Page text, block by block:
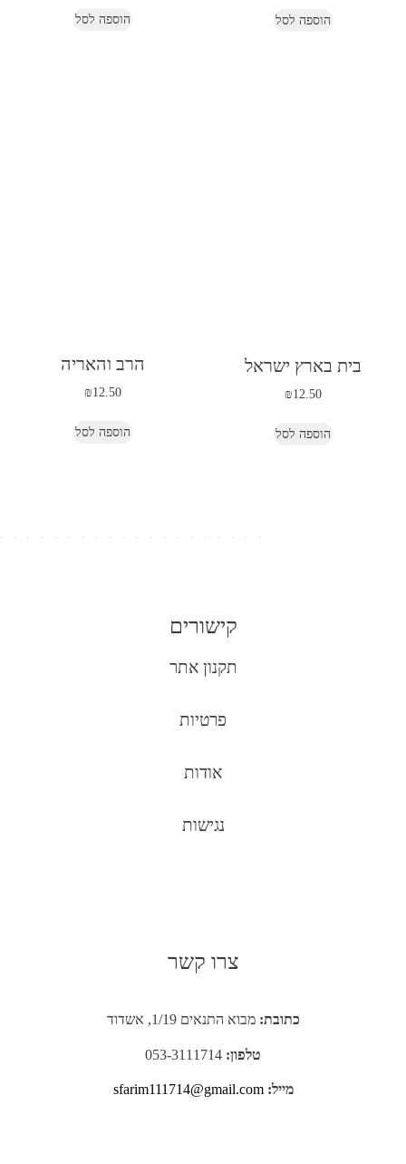
הוספה לסל הוספה לסל
בית בארץ ישראל
₪12.50
הוספה לסל
הרב והאריה
₪12.50
הוספה לסל
קישורים
תקנון אתר
פרטיות
אודות
נגישות
צרו קשר
כתובת: מבוא התנאים 1/19, אשדוד
טלפון:
מייל: sfarim111714@gmail.com